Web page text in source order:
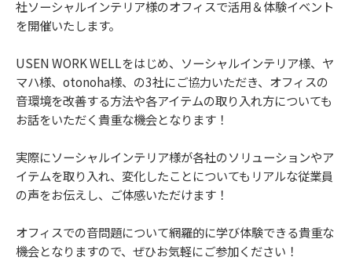
社ソーシャルインテリア様のオフィスで活用＆体験イベント
を開催いたします。
USEN WORK WELLをはじめ、ソーシャルインテリア様、ヤ
マハ様、otonoha様、の3社にご協力いただき、オフィスの
音環境を改善する方法や各アイテムの取り入れ方についても
お話をいただく貴重な機会となります！
実際にソーシャルインテリア様が各社のソリューションやア
イテムを取り入れ、変化したことについてもリアルな従業員
の声をお伝えし、ご体感いただけます！
オフィスでの音問題について網羅的に学び体験できる貴重な
機会となりますので、ぜひお気軽にご参加ください！